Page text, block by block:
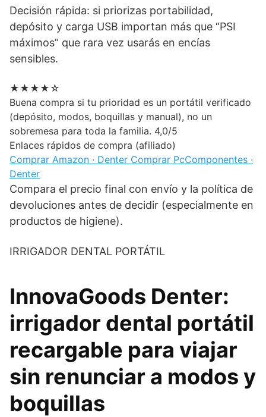
Decisión rápida: si priorizas portabilidad,
depósito y carga USB importan más que “PSI
máximos” que rara vez usarás en encías
sensibles.
★★★★☆
Buena compra si tu prioridad es un portátil verificado
(depósito, modos, boquillas y manual), no un
sobremesa para toda la familia. 4,0/5
Enlaces rápidos de compra (afiliado)
Comprar Amazon · Denter Comprar PcComponentes ·
Denter
Compara el precio final con envío y la política de
devoluciones antes de decidir (especialmente en
productos de higiene).
IRRIGADOR DENTAL PORTÁTIL
InnovaGoods Denter:
irrigador dental portátil
recargable para viajar
sin renunciar a modos y
boquillas